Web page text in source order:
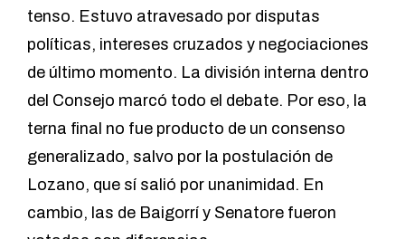
tenso. Estuvo atravesado por disputas
políticas, intereses cruzados y negociaciones
de último momento. La división interna dentro
del Consejo marcó todo el debate. Por eso, la
terna final no fue producto de un consenso
generalizado, salvo por la postulación de
Lozano, que sí salió por unanimidad. En
cambio, las de Baigorrí y Senatore fueron